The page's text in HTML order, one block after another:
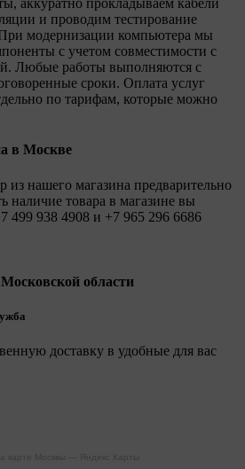
аккуратно прокладываем кабели
и проводим тестирование
модернизации компьютера мы
с учетом совместимости с
Любые работы выполняются с
сроки. Оплата услуг
по тарифам, которые можно
в Москве
из нашего магазина предварительно
наличие товара в магазине вы
499 938 4908 и +7 965 296 6686
области
доставку в удобные для вас
карте Москвы — Яндекс Карты